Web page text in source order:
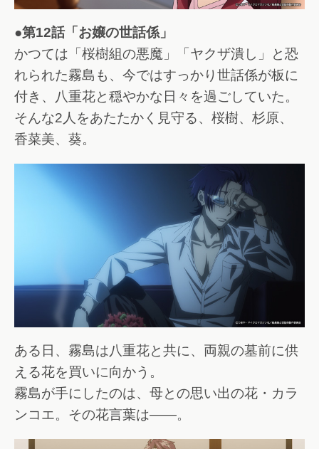
●第12話「お嬢の世話係」
かつては「桜樹組の悪魔」「ヤクザ潰し」と恐
れられた霧島も、今ではすっかり世話係が板に
付き、八重花と穏やかな日々を過ごしていた。
そんな2人をあたたかく見守る、桜樹、杉原、
香菜美、葵。
ある日、霧島は八重花と共に、両親の墓前に供
える花を買いに向かう。
霧島が手にしたのは、母との思い出の花・カラ
ンコエ。その花言葉は――。